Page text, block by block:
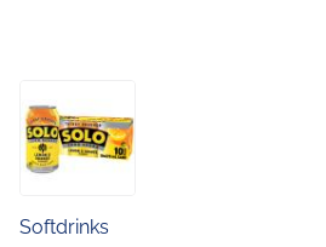
Softdrinks